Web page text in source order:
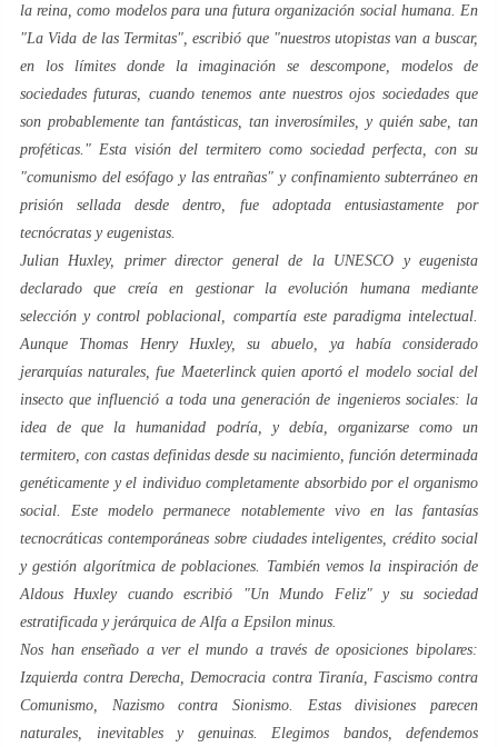
la reina, como modelos para una futura organización social humana. En
"La Vida de las Termitas", escribió que "nuestros utopistas van a buscar,
en los límites donde la imaginación se descompone, modelos de
sociedades futuras, cuando tenemos ante nuestros ojos sociedades que
son probablemente tan fantásticas, tan inverosímiles, y quién sabe, tan
proféticas." Esta visión del termitero como sociedad perfecta, con su
"comunismo del esófago y las entrañas" y confinamiento subterráneo en
prisión sellada desde dentro, fue adoptada entusiastamente por
tecnócratas y eugenistas.
Julian Huxley, primer director general de la UNESCO y eugenista
declarado que creía en gestionar la evolución humana mediante
selección y control poblacional, compartía este paradigma intelectual.
Aunque Thomas Henry Huxley, su abuelo, ya había considerado
jerarquías naturales, fue Maeterlinck quien aportó el modelo social del
insecto que influenció a toda una generación de ingenieros sociales: la
idea de que la humanidad podría, y debía, organizarse como un
termitero, con castas definidas desde su nacimiento, función determinada
genéticamente y el individuo completamente absorbido por el organismo
social. Este modelo permanece notablemente vivo en las fantasías
tecnocráticas contemporáneas sobre ciudades inteligentes, crédito social
y gestión algorítmica de poblaciones. También vemos la inspiración de
Aldous Huxley cuando escribió "Un Mundo Feliz" y su sociedad
estratificada y jerárquica de Alfa a Epsilon minus.
Nos han enseñado a ver el mundo a través de oposiciones bipolares:
Izquierda contra Derecha, Democracia contra Tiranía, Fascismo contra
Comunismo, Nazismo contra Sionismo. Estas divisiones parecen
naturales, inevitables y genuinas. Elegimos bandos, defendemos